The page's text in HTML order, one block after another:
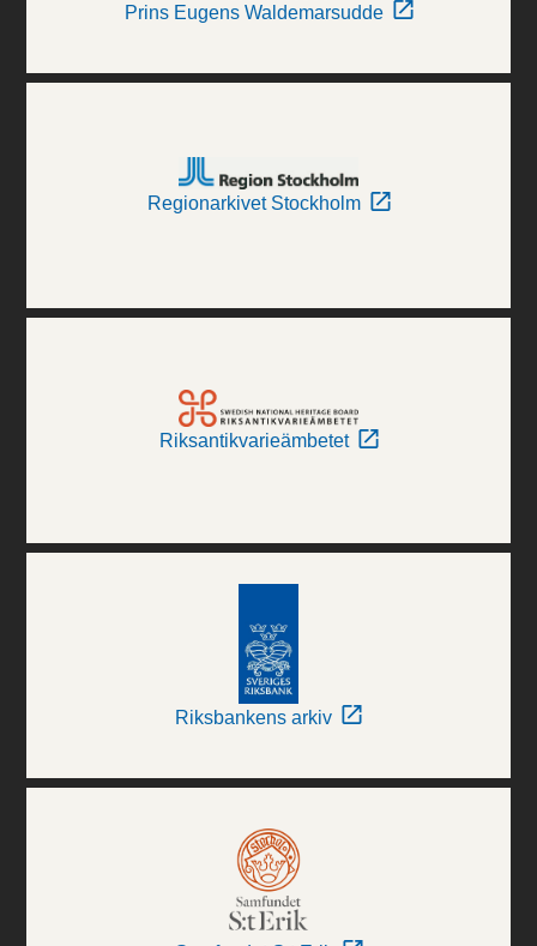
Prins Eugens Waldemarsudde
Regionarkivet Stockholm
Riksantikvarieämbetet
Riksbankens arkiv